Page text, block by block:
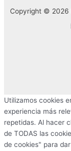
Copyright © 2026
Utilizamos cookies
experiencia más
repetidas. Al hacer
de TODAS las
de cookies" para